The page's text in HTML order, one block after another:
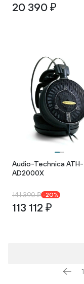
20 390 ₽
Audio-Technica ATH-
AD2000X
141 390 ₽ -20%
113 112 ₽
1